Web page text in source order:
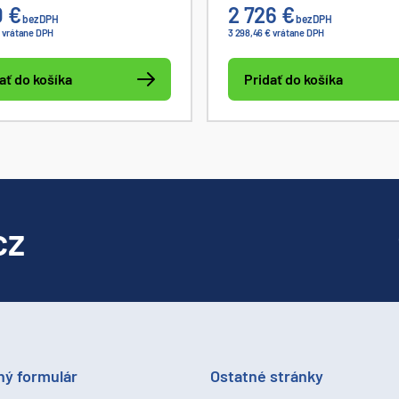
€bez DPH
DPH
do košíka
v celom rozsahu výstupného
napätia a prúdu. K dispozícii
ovládač pre LabView.
2 726 €bez DPH
3 298,46 € vrátane DPH
Pridať do košíka
formulár Ostatné stránky